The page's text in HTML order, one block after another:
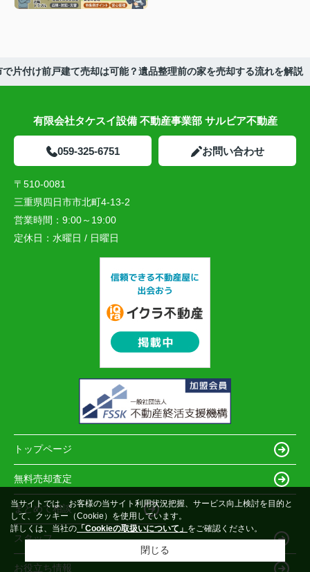
で片付け前戸建て売却は可能？遺品整理前の家を売却する流れを解説
有限会社タケスイ設備 不動産事業部 サルビア不動産
059-325-6751 お問い合わせ
〒510-0081
三重県四日市市北町4-13-2
営業時間： 9:00～19:00
定休日： 水曜日 / 日曜日
トップページ
無料売却査定
まとめて相談
スタッフ
お役立ち情報
当サイトでは、お客様の当サイト利用状況把握、サービス向上検討を目的と
して、クッキー（Cookie）を使用しています。
詳しくは、当社の 「Cookieの取扱いについて」 をご確認ください。
閉じる